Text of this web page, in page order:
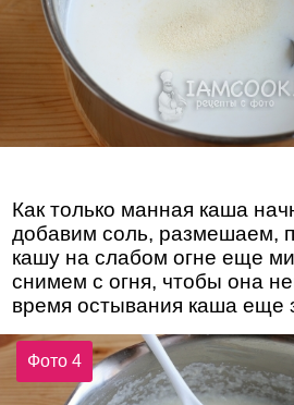
Как только манная каша
добавим соль, размешаем,
кашу на слабом огне еще
снимем с огня, чтобы она
время остывания каша еще
Фото 4